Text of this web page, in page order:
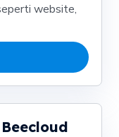
website,